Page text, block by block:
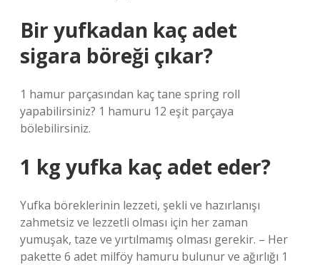
Bir yufkadan kaç adet
sigara böreği çıkar?
1 hamur parçasından kaç tane spring roll
yapabilirsiniz? 1 hamuru 12 eşit parçaya
bölebilirsiniz.
1 kg yufka kaç adet eder?
Yufka böreklerinin lezzeti, şekli ve hazırlanışı
zahmetsiz ve lezzetli olması için her zaman
yumuşak, taze ve yırtılmamış olması gerekir. – Her
pakette 6 adet milföy hamuru bulunur ve ağırlığı 1